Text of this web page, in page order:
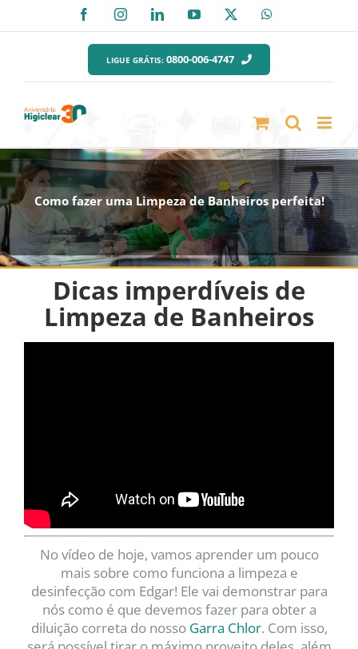
para
FacebookInstagramLinkedInYouTube
LIGUE GRÁTIS: 0800-006-4747
Como fazer uma Limpeza de Banheiros perfeita!
Dicas imperdíveis de
Limpeza de Banheiros
No vídeo de hoje, vamos aprender um pouco
mais sobre como funciona a limpeza e
desinfecção com Edgar! Ele vai demonstrar para
nós como é que devemos fazer para obter a
diluição correta do nosso Garra Chlor. Com isso,